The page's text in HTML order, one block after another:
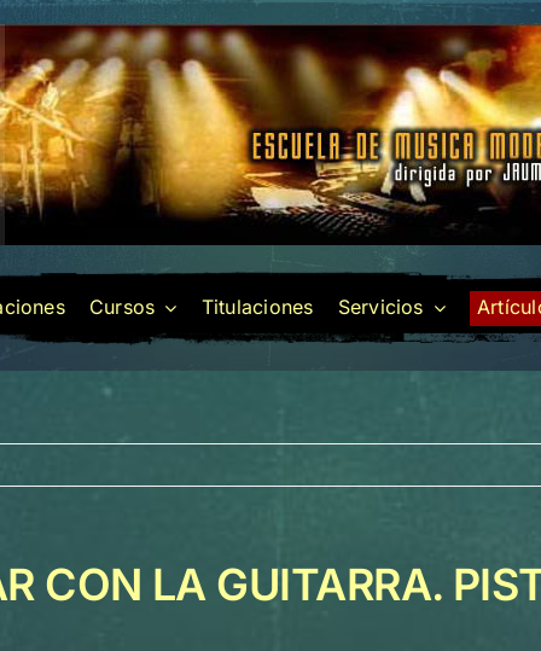
Cursos Titulaciones Servicios
CON LA GUITARRA.